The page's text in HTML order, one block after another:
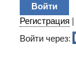
Регистрация |
Войти через: